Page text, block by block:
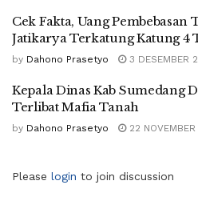
Cek Fakta, Uang Pembebasan
Jatikarya Terkatung Katung 4
by Dahono Prasetyo 3 DESEMBER
Kepala Dinas Kab Sumedang
Terlibat Mafia Tanah
by Dahono Prasetyo 22 NOVEMBER
Please login to join discussion